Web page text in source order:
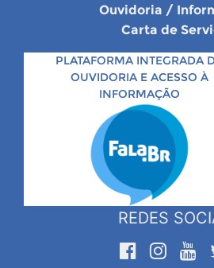
Ouvidoria /
Carta de
PLATAFORMA INTEGRADA
OUVIDORIA E ACESSO À
INFORMAÇÃO
REDES